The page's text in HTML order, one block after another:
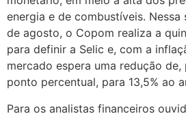
energia e de combustíveis. Nessa
de agosto, o Copom realiza a
para definir a Selic e, com a
mercado espera uma redução de,
ponto percentual, para 13,5% ao
Para os analistas financeiros